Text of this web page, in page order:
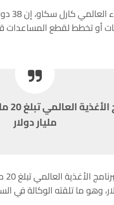
أو تخطط لقطع المساعدات
مليار دولار
ما بين 10 و14 مليار دولار، وهو ما